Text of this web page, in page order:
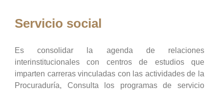
Servicio social
Es consolidar la agenda de relaciones
interinstitucionales con centros de estudios que
imparten carreras vinculadas con las actividades de la
Procuraduría, Consulta los programas de servicio